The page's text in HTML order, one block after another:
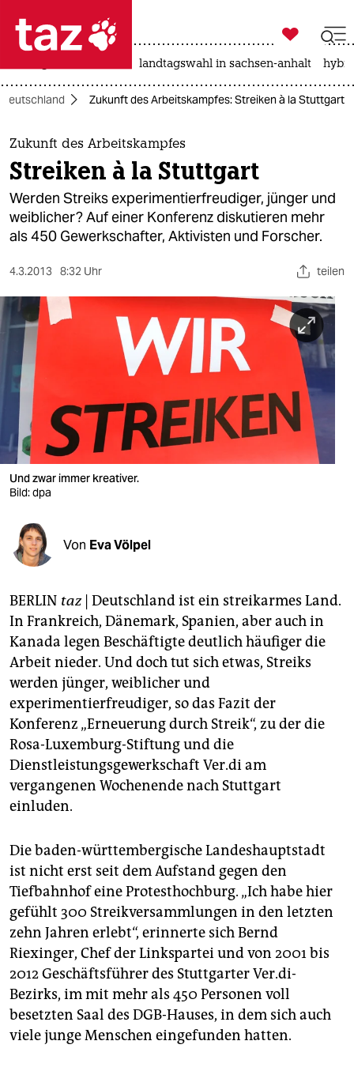
 taz zahl ich
taz zahl ich
themen
politik
öko
sport
berlin
nord
wahrheit
verlag
verlag
veranstaltungen
shop
unterstützen
abo
genossenschaft
epaper login

taz zahl ich
landtagswahl in sachsen-anhalt
Deutschland Zukunft des Arbeitskampfes: Streiken à la Stuttgart
Zukunft des Arbeitskampfes
Streiken à la Stuttgart
Werden Streiks experimentierfreudiger, jünger und
weiblicher? Auf einer Konferenz diskutieren mehr
als 450 Gewerkschafter, Aktivisten und Forscher.
4.3.2013 8:32 Uhr teilen
Und zwar immer kreativer.
Bild: dpa
Von Eva Völpel
BERLIN taz| Deutschland ist ein streikarmes Land.
In Frankreich, Dänemark, Spanien, aber auch in
Kanada legen Beschäftigte deutlich häufiger die
Arbeit nieder. Und doch tut sich etwas, Streiks
werden jünger, weiblicher und
experimentierfreudiger, so das Fazit der
Konferenz „Erneuerung durch Streik“, zu der die
Rosa-Luxemburg-Stiftung und die
Dienstleistungsgewerkschaft Ver.di am
vergangenen Wochenende nach Stuttgart
einluden.
Die baden-württembergische Landeshauptstadt
ist nicht erst seit dem Aufstand gegen den
Tiefbahnhof eine Protesthochburg. „Ich habe hier
gefühlt 300 Streikversammlungen in den letzten
zehn Jahren erlebt“, erinnerte sich Bernd
Riexinger, Chef der Linkspartei und von 2001 bis
2012 Geschäftsführer des Stuttgarter Ver.di-
Bezirks, im mit mehr als 450 Personen voll
besetzten Saal des DGB-Hauses, in dem sich auch
viele junge Menschen eingefunden hatten.